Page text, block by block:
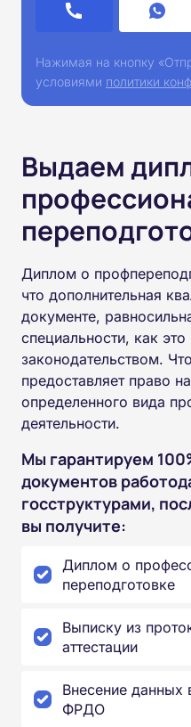
Нажимая на кнопку
условиями политики
Выдаем
Диплом о
что дополнительная
документе,
специальности, как
законодательством.
предоставляет право
определенного вида
деятельности.
Мы гарантируем
документов
госструктурами,
вы получите:
Диплом о
переподготовке
Выписку из
аттестации
Внесение данных
ФРДО